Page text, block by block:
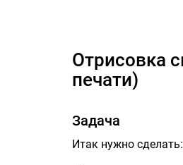
Отрисовка свидетельство диллера + редактирование
печати)
Задача
Итак нужно сделать: